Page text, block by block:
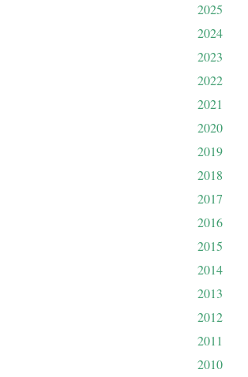
2025
2024
2023
2022
2021
2020
2019
2018
2017
2016
2015
2014
2013
2012
2011
2010